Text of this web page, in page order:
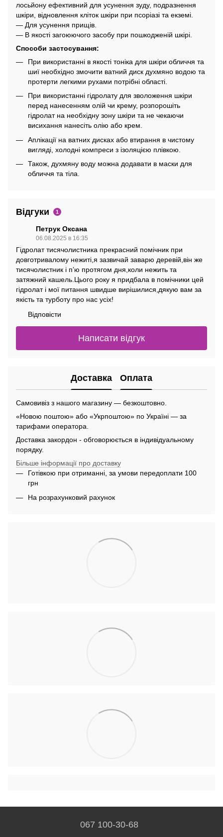
лосьйону ефективний для усунення зуду, подразнення
шкіри, відновлення кліток шкіри при псоріазі та екземі.
— Для усунення прищів.
— В якості загоюючого засобу при пошкодженій шкірі.
Способи застосування:
При використанні в якості тоніка для шкіри обличчя та
шиї необхідно змочити ватний диск духмяно водою та
протерти легкими рухами потрібні області.
При використанні гідролату для зволоження шкіри
перед нанесенням олій чи крему, розпорошіть
гідролат на необхідну зону шкіри та не чекаючи
висихання нанесіть олію або крем.
Аплікації на ватних дисках або втирання в чистому
вигляді, холодні компреси з ізоляцією плівкою.
Також, духмяну воду можна додавати в маски для
обличчя та тіла.
Відгуки 1
Петрук Оксана
06.08.2025 в 16:35
Гідролат тисячолистника прекрасний помічник при
довготривалому нежиті,я зазвичай заварю деревій,він же
тисячолистник і пʼю протягом дня,коли нежить та
затяжний кашель.Цього року я придбала в помічники цей
гідролат і мої питання швидше вирішилися,дякую вам за
якість та турботу про нас усіх!
Відповісти
Написати відгук
Доставка Оплата
Самовивіз з нашого магазину — безкоштовно.
«Новою поштою» або «Укрпоштою» по Україні — за
тарифами оператора.
Доставка закордон - обговорюється в індивідуальному
порядку.
Більше інформації про доставку
Готівкою при отриманні, за умови передоплати 100
грн
На розрахунковий рахунок
067 100-30-68